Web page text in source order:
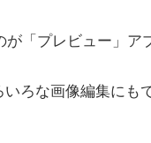
「プレビュー」ア
ろな画像編集にも